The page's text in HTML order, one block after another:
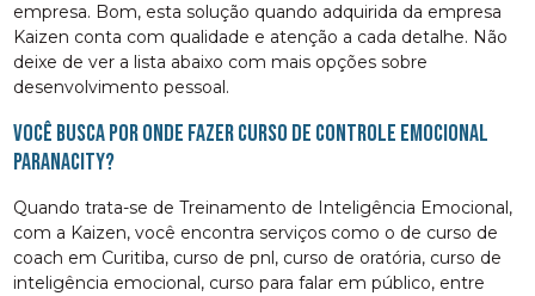
empresa. Bom, esta solução quando adquirida da empresa
Kaizen conta com qualidade e atenção a cada detalhe. Não
deixe de ver a lista abaixo com mais opções sobre
desenvolvimento pessoal.
Você busca por onde fazer curso de controle emocional
Paranacity?
Quando trata-se de Treinamento de Inteligência Emocional,
com a Kaizen, você encontra serviços como o de curso de
coach em Curitiba, curso de pnl, curso de oratória, curso de
inteligência emocional, curso para falar em público, entre